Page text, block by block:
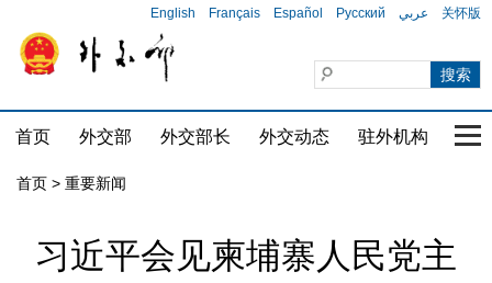
English Français Español Русский عربي 关怀版
首页 外交部 外交部长 外交动态 驻外机构 国
首页 > 重要新闻
习近平会见柬埔寨人民党主